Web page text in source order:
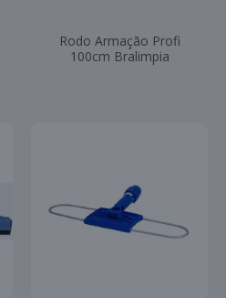
Rodo Armação Profi
100cm Bralimpia